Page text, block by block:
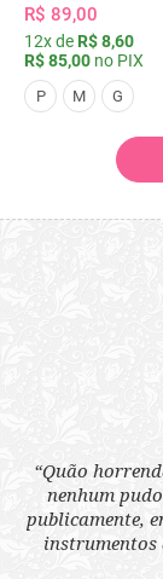
R$ 89,00
12x de R$ 8,60
R$ 85,00 no PIX
P M G
“Quão
nenhum
publicamente,
instrumentos